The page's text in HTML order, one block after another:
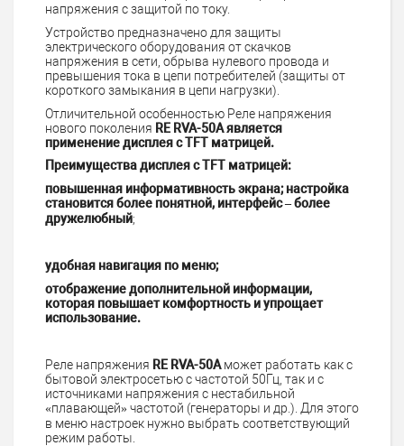
напряжения с защитой по току.
Устройство предназначено для защиты
электрического оборудования от скачков
напряжения в сети, обрыва нулевого провода и
превышения тока в цепи потребителей (защиты от
короткого замыкания в цепи нагрузки).
Отличительной особенностью Реле напряжения
нового поколения RE RVA-50А является
применение дисплея с TFT матрицей.
Преимущества дисплея с TFT матрицей:
повышенная информативность экрана; настройка
становится более понятной, интерфейс – более
дружелюбный;
удобная навигация по меню;
отображение дополнительной информации,
которая повышает комфортность и упрощает
использование.
Реле напряжения RE RVA-50А может работать как с
бытовой электросетью с частотой 50Гц, так и с
источниками напряжения с нестабильной
«плавающей» частотой (генераторы и др.). Для этого
в меню настроек нужно выбрать соответствующий
режим работы.